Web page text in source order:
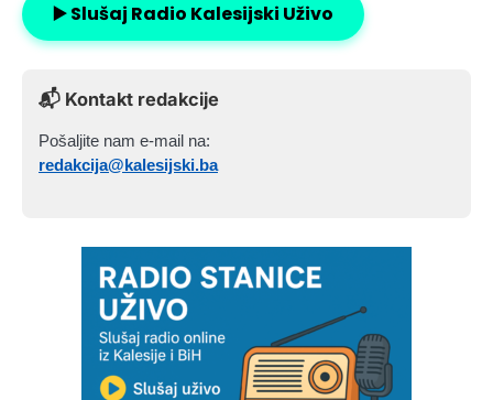
▶️ Slušaj Radio Kalesijski Uživo
📬 Kontakt redakcije
Pošaljite nam e-mail na:
redakcija@kalesijski.ba